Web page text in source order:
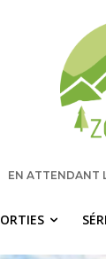
EN ATTENDANT